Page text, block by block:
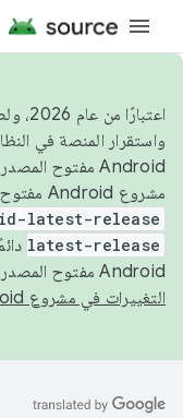
واستقرار المنصة في
مشروع Android مفتوح المصدر والمساهمة فيه، استخدِم
latest-release
latest-release
Android مفتوح المصدر. لمزيد من المعلومات، يُرجى الاطّلاع على
التغييرات في مشروع Android مفتوح المصدر